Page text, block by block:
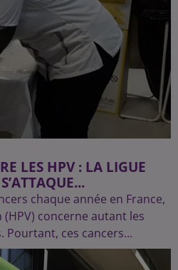
LES HPV : LA LIGUE
chaque année en France,
concerne autant les
Pourtant, ces cancers...